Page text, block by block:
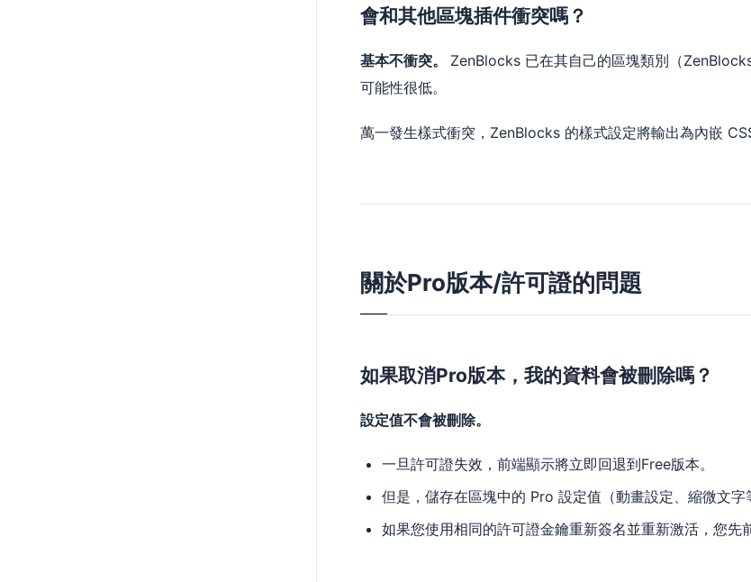
會和其他區塊插件衝突嗎？
基本不衝突。 ZenBlocks 已在其自己的區塊類別（
可能性很低。
萬一發生樣式衝突，ZenBlocks 的樣式設定將輸出為內嵌
關於Pro版本/許可證的問題
如果取消Pro版本，我的資料會被刪除嗎？
設定值不會被刪除。
一旦許可證失效，前端顯示將立即回退到Free版本。
但是，儲存在區塊中的 Pro 設定值（動畫設定、縮微文字
如果您使用相同的許可證金鑰重新簽名並重新激活，您先